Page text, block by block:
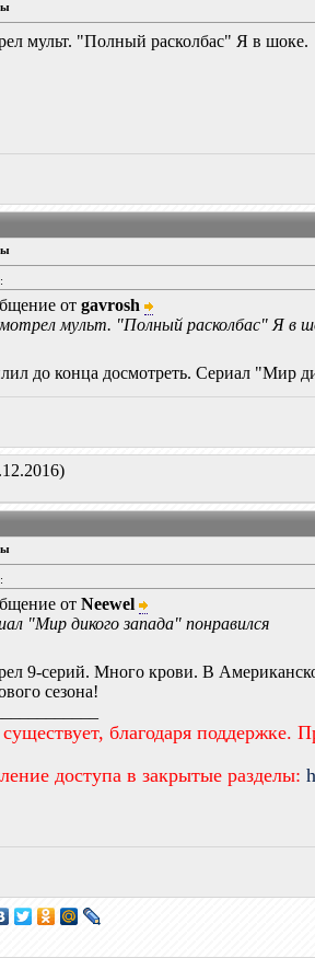
мульт. "Полный расколбас" Я в шоке.
отgavrosh
мульт. "Полный расколбас" Я в
до конца досмотреть. Сериал "Мир
отNeewel
"Мир дикого запада" понравился
9-серий. Много крови. В
сезона!
благодаря поддержке.
доступа в закрытые разделы: